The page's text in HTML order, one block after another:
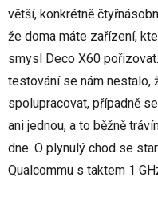
větší, konkrétně
že doma máte zařízení,
smysl Deco X60
testování se nám nestalo,
spolupracovat, případně
ani jednou, a to běžně
dne. O plynulý chod se
Qualcommu s taktem 1